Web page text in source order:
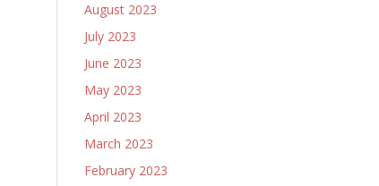
August 2023
July 2023
June 2023
May 2023
April 2023
March 2023
February 2023